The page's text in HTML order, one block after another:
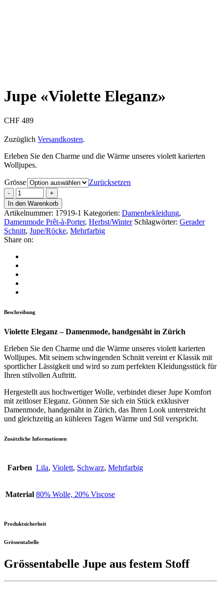
Jupe «Violette Eleganz»
CHF 489
Zuzüglich Versandkosten.
Erleben Sie den Charme und die Wärme unseres violett karierten
Wolljupes.
Grösse Zurücksetzen
In den Warenkorb
Artikelnummer: 17919-1 Kategorien: Damenbekleidung,
Damenmode Prêt-à-Porter, Herbst/Winter Schlagwörter: Gerader
Schnitt, Jupe/Röcke, Mehrfarbig
Share on:
Beschreibung
Violette Eleganz – Damenmode, handgenäht in Zürich
Erleben Sie den Charme und die Wärme unseres violett karierten
Wolljupes. Mit seinem schwingenden Schnitt vereint er Klassik mit
sportlicher Lässigkeit und wird so zum perfekten Kleidungsstück für
Ihren stilvollen Auftritt.
Hergestellt aus hochwertiger Wolle, verbindet dieser Jupe Komfort
mit zeitloser Eleganz. Gönnen Sie sich ein Stück exklusiver
Damenmode, handgenäht in Zürich, das Ihren Look unterstreicht
und gleichzeitig an kühleren Tagen Wärme und Stil verspricht.
Zusätzliche Informationen
Farben Lila, Violett, Schwarz, Mehrfarbig
Material 80% Wolle, 20% Viscose
Produktsicherheit
Grössentabelle
Grössentabelle Jupe aus festem Stoff